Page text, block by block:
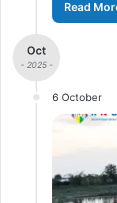
Read
Oct
- 2025 -
6 October